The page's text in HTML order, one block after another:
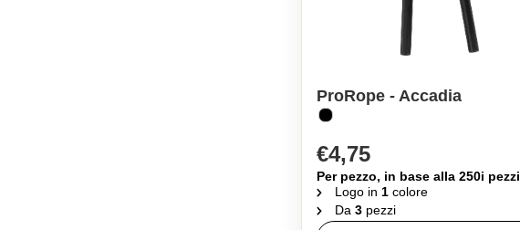
ProRope - Accadia
€4,75
Per pezzo, in base alla 250i pezzi
Logo in 1 colore
Da 3 pezzi